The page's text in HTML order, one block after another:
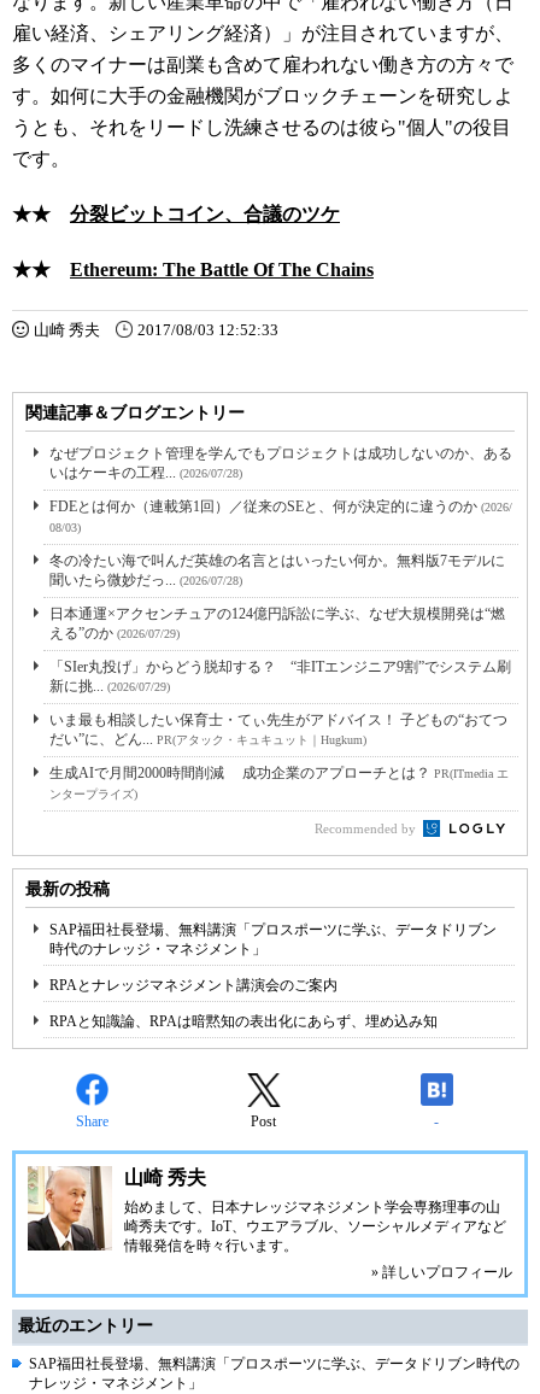
雇い経済、シェアリング経済）」が注目されていますが、
多くのマイナーは副業も含めて雇われない働き方の方々で
す。如何に大手の金融機関がブロックチェーンを研究しよ
うとも、それをリードし洗練させるのは彼ら"個人"の役目
です。
★★ 分裂ビットコイン、合議のツケ
★★ Ethereum: The Battle Of The Chains
山崎 秀夫 2017/08/03 12:52:33
関連記事＆ブログエントリー
なぜプロジェクト管理を学んでもプロジェクトは成功しないのか、ある
いはケーキの工程... (2026/07/28)
FDEとは何か（連載第1回）／従来のSEと、何が決定的に違うのか (2026/
08/03)
冬の冷たい海で叫んだ英雄の名言とはいったい何か。無料版7モデルに
聞いたら微妙だっ... (2026/07/28)
日本通運×アクセンチュアの124億円訴訟に学ぶ、なぜ大規模開発は“燃
える”のか (2026/07/29)
「SIer丸投げ」からどう脱却する？ “非ITエンジニア9割”でシステム刷
新に挑... (2026/07/29)
いま最も相談したい保育士・てぃ先生がアドバイス！ 子どもの“おてつ
だい”に、どん... PR(アタック・キュキュット｜Hugkum)
生成AIで月間2000時間削減 成功企業のアプローチとは？ PR(ITmedia エ
ンタープライズ)
Recommended by
最新の投稿
SAP福田社長登場、無料講演「プロスポーツに学ぶ、データドリブン
時代のナレッジ・マネジメント」
RPAとナレッジマネジメント講演会のご案内
RPAと知識論、RPAは暗黙知の表出化にあらず、埋め込み知
Share Post -
山崎 秀夫
始めまして、日本ナレッジマネジメント学会専務理事の山
崎秀夫です。IoT、ウエアラブル、ソーシャルメディアなど
情報発信を時々行います。
» 詳しいプロフィール
最近のエントリー
SAP福田社長登場、無料講演「プロスポーツに学ぶ、データドリブン時代の
ナレッジ・マネジメント」